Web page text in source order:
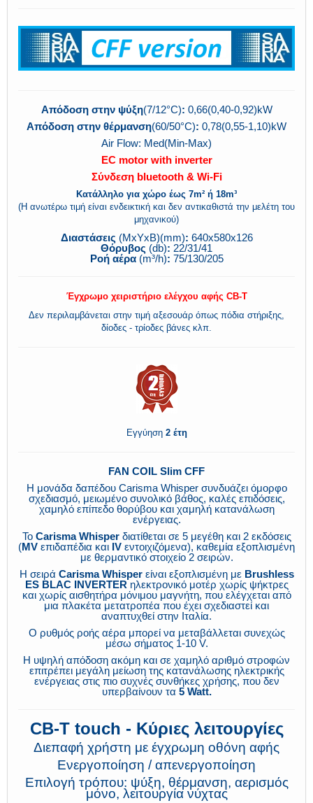
Απόδοση στην ψύξη(7/12°C): 0,66(0,40-0,92)kW
Απόδοση στην θέρμανση(60/50°C): 0,78(0,55-1,10)kW
Air Flow: Med(Min-Max)
EC motor with inverter
Σύνδεση bluetooth & Wi-Fi
Κατάλληλο για χώρο έως 7m² ή 18m³
(Η ανωτέρω τιμή είναι ενδεικτική και δεν αντικαθιστά την μελέτη του
μηχανικού)
Διαστάσεις (ΜxΥxΒ)(mm): 640x580x126
Θόρυβος (db): 22/31/41
Ροή αέρα (m³/h): 75/130/205
Έγχρωμο χειριστήριο ελέγχου αφής CB-T
Δεν περιλαμβάνεται στην τιμή αξεσουάρ όπως πόδια στήριξης,
δίοδες - τρίοδες βάνες κλπ.
Εγγύηση2 έτη
FAN COIL Slim CFF
Η μονάδα δαπέδου Carisma Whisper συνδυάζει όμορφο
σχεδιασμό, μειωμένο συνολικό βάθος, καλές επιδόσεις,
χαμηλό επίπεδο θορύβου και χαμηλή κατανάλωση
ενέργειας.
Το Carisma Whisperδιατίθεται σε 5 μεγέθη και 2 εκδόσεις
(MV επιδαπέδια και IV εντοιχιζόμενα), καθεμία εξοπλισμένη
με θερμαντικό στοιχείο 2 σειρών.
Η σειρά Carisma Whisperείναι εξοπλισμένη με Brushless
ES BLAC INVERTER ηλεκτρονικό μοτέρ χωρίς ψήκτρες
και χωρίς αισθητήρα μόνιμου μαγνήτη, που ελέγχεται από
μια πλακέτα μετατροπέα που έχει σχεδιαστεί και
αναπτυχθεί στην Ιταλία.
Ο ρυθμός ροής αέρα μπορεί να μεταβάλλεται συνεχώς
μέσω σήματος 1-10 V.
Η υψηλή απόδοση ακόμη και σε χαμηλό αριθμό στροφών
επιτρέπει μεγάλη μείωση της κατανάλωσης ηλεκτρικής
ενέργειας στις πιο συχνές συνθήκες χρήσης, που δεν
υπερβαίνουν τα 5 Watt.
CB-T touch - Κύριες λειτουργίες
Διεπαφή χρήστη με έγχρωμη οθόνη αφής
Ενεργοποίηση / απενεργοποίηση
Επιλογή τρόπου: ψύξη, θέρμανση, αερισμός
μόνο, λειτουργία νύχτας